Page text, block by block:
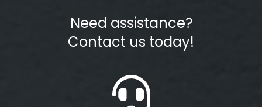
Need assistance?
Contact us today!